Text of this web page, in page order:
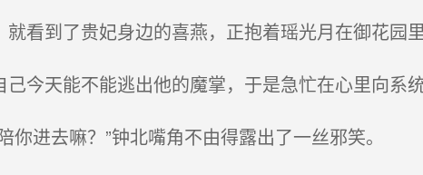
看到了贵妃身边的喜燕，正抱着瑶光月在御花园里
今天能不能逃出他的魔掌，于是急忙在心里向系统
进去嘛？”钟北嘴角不由得露出了一丝邪笑。